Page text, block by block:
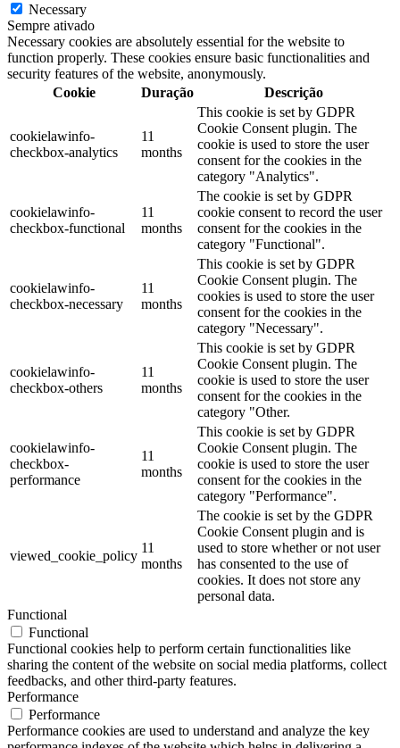
Necessary
Sempre ativado
Necessary cookies are absolutely essential for the website to
function properly. These cookies ensure basic functionalities and
security features of the website, anonymously.
Cookie
Duração Descrição
cookielawinfo-
checkbox-analytics
11
months
This cookie is set by GDPR
Cookie Consent plugin. The
cookie is used to store the user
consent for the cookies in the
category "Analytics".
cookielawinfo-
checkbox-functional
11
months
The cookie is set by GDPR
cookie consent to record the user
consent for the cookies in the
category "Functional".
cookielawinfo-
checkbox-necessary
11
months
This cookie is set by GDPR
Cookie Consent plugin. The
cookies is used to store the user
consent for the cookies in the
category "Necessary".
cookielawinfo-
checkbox-others
11
months
This cookie is set by GDPR
Cookie Consent plugin. The
cookie is used to store the user
consent for the cookies in the
category "Other.
cookielawinfo-
checkbox-
performance
11
months
This cookie is set by GDPR
Cookie Consent plugin. The
cookie is used to store the user
consent for the cookies in the
category "Performance".
viewed_cookie_policy
11
months
The cookie is set by the GDPR
Cookie Consent plugin and is
used to store whether or not user
has consented to the use of
cookies. It does not store any
personal data.
Functional
Functional
Functional cookies help to perform certain functionalities like
sharing the content of the website on social media platforms, collect
feedbacks, and other third-party features.
Performance
Performance
Performance cookies are used to understand and analyze the key